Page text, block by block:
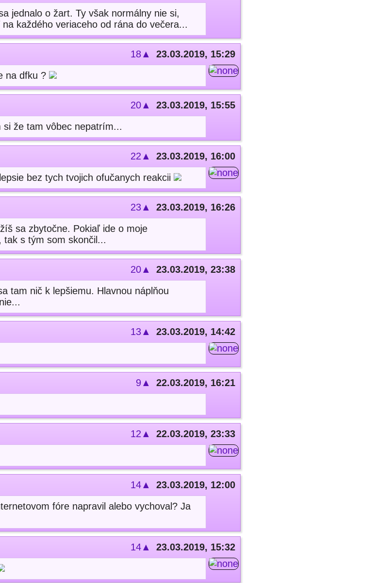
jednalo o žart. Ty však normálny nie si,
každého veriaceho od rána do večera...
18▲
23.03.2019, 15:29
na dfku ?
20▲
23.03.2019, 15:55
že tam vôbec nepatrím...
22▲
23.03.2019, 16:00
bez tych tvojich ofučanych reakcii
23▲
23.03.2019, 16:26
sa zbytočne. Pokiaľ ide o moje
tak s tým som skončil...
20▲
23.03.2019, 23:38
tam nič k lepšiemu. Hlavnou náplňou
13▲
23.03.2019, 14:42
9▲
22.03.2019, 16:21
12▲
22.03.2019, 23:33
14▲
23.03.2019, 12:00
fóre napravil alebo vychoval? Ja
14▲
23.03.2019, 15:32